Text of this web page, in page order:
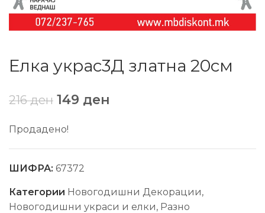
Елка украс3Д златна 20см
216ден 149 ден
Продадено!
ШИФРА: 67372
Категории Новогодишни Декорации,
Новогодишни украси и елки, Разно